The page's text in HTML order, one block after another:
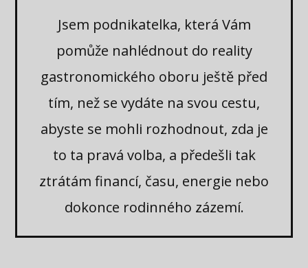
Jsem podnikatelka, která Vám
pomůže nahlédnout do reality
gastronomického oboru ještě před
tím, než se vydáte na svou cestu,
abyste se mohli rozhodnout, zda je
to ta pravá volba, a předešli tak
ztrátám financí, času, energie nebo
dokonce rodinného zázemí.